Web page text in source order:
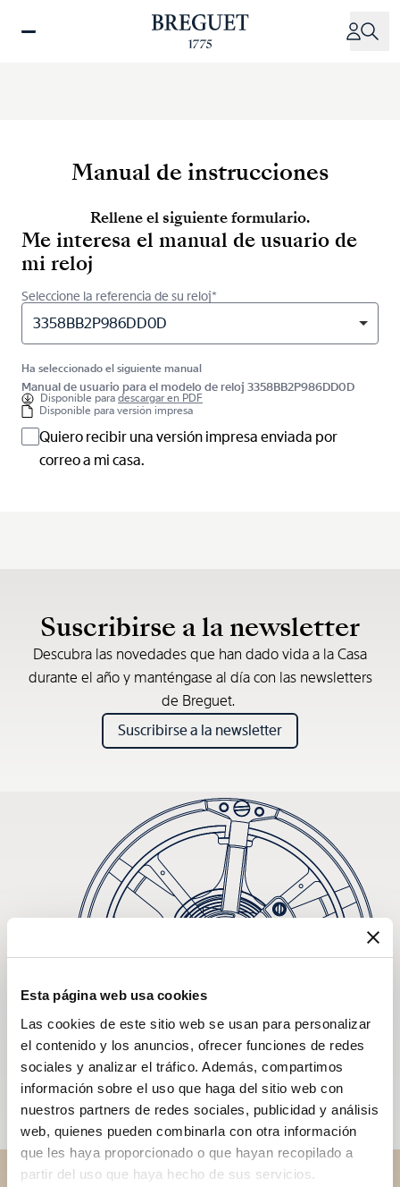
Esta página web usa cookies
Las cookies de este sitio web se usan para personalizar
el contenido y los anuncios, ofrecer funciones de redes
sociales y analizar el tráfico. Además, compartimos
información sobre el uso que haga del sitio web con
nuestros partners de redes sociales, publicidad y análisis
web, quienes pueden combinarla con otra información
que les haya proporcionado o que hayan recopilado a
partir del uso que haya hecho de sus servicios.
Manual de instrucciones
Rellene el siguiente formulario.
Me interesa el manual de usuario de
mi reloj
Seleccione la referencia de su reloj*
3358BB2P986DD0D
Ha seleccionado el siguiente manual
Manual de usuario para el modelo de reloj 3358BB2P986DD0D
Disponible paradescargar en PDF
Disponible para versión impresa
Quiero recibir una versión impresa enviada por
correo a mi casa.
Suscribirse a la newsletter
Descubra las novedades que han dado vida a la Casa
durante el año y manténgase al día con las newsletters
de Breguet.
Suscribirse a la newsletter